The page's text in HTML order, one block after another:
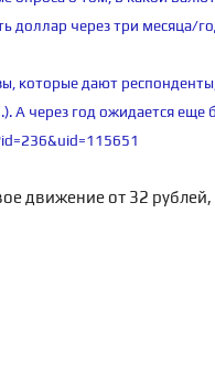
доллар через три месяца/
которые дают
через год ожидается еще
движение от 32